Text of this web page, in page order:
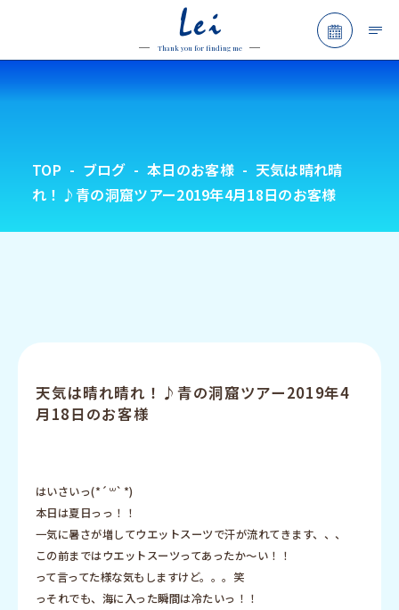
Lei
Thank you for finding me
予約フ
TOP ブログ 本日のお客様
天気は晴れ晴
れ！♪青の洞窟ツアー2019年4月18日のお客様
天気は晴れ晴れ！♪青の洞窟ツアー2019年4
月18日のお客様
はいさいっ(*´꒳`*)
本日は夏日っっ！！
一気に暑さが増してウエットスーツで汗が流れてきます、、、
この前まではウエットスーツってあったか〜い！！
って言ってた様な気もしますけど。。。笑
っそれでも、海に入った瞬間は冷たいっ！！